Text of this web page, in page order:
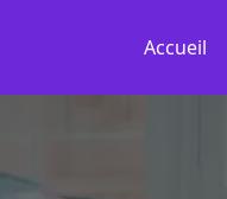
Accueil